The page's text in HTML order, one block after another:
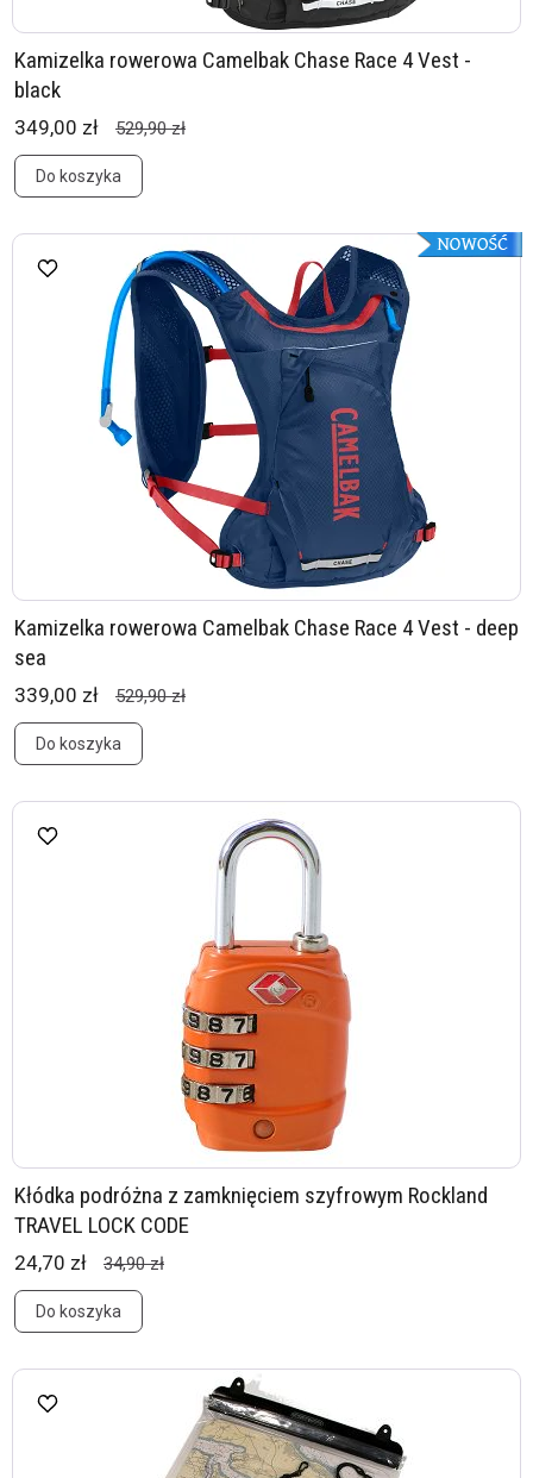
Kamizelka rowerowa Camelbak Chase Race 4 Vest -
black
349,00 zł 529,90 zł
Do koszyka
Kamizelka rowerowa Camelbak Chase Race 4 Vest - deep
sea
339,00 zł 529,90 zł
Do koszyka
Kłódka podróżna z zamknięciem szyfrowym Rockland
TRAVEL LOCK CODE
24,70 zł 34,90 zł
Do koszyka